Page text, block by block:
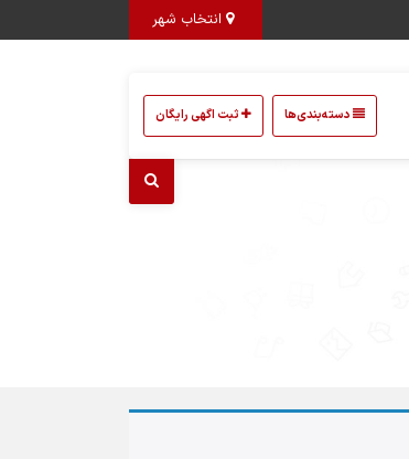
انتخاب شهر
دسته‌بندی‌ها ثبت اگهی رایگان